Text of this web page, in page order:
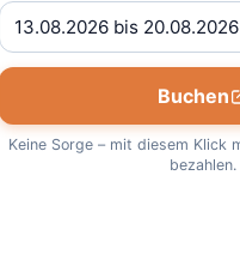
Buchen
Keine Sorge – mit diesem Klick
bezahlen.